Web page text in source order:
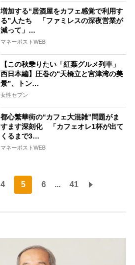
増加する“居酒屋をカフェ感覚で利用す
る”人たち 「ファミレスの深夜営業が
減って」…
マネーポストWEB
【この秋乗りたい「紅葉グルメ列車」
西日本編】圧巻の“天橋立と宮津湾の美
景”、トン…
女性セブン
都心繁華街の“カフェ大混雑”問題がま
すます深刻化 「カフェオレ1杯が出て
くるまで3…
マネーポストWEB
4 5 6 ... 41